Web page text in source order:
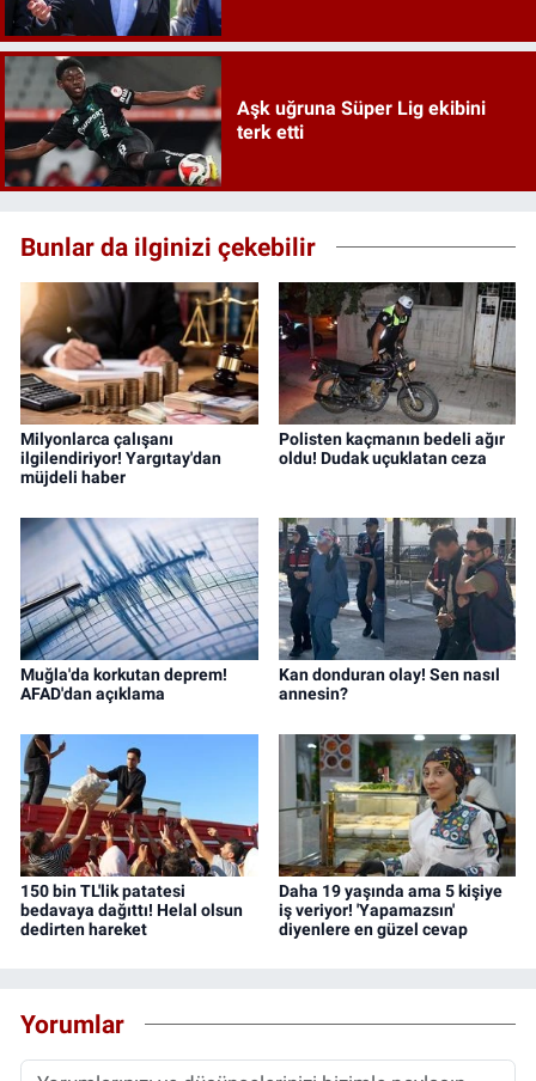
Aşk uğruna Süper Lig ekibini
terk etti
Bunlar da ilginizi çekebilir
Milyonlarca çalışanı
ilgilendiriyor! Yargıtay'dan
müjdeli haber
Polisten kaçmanın bedeli ağır
oldu! Dudak uçuklatan ceza
Muğla'da korkutan deprem!
AFAD'dan açıklama
Kan donduran olay! Sen nasıl
annesin?
150 bin TL'lik patatesi
bedavaya dağıttı! Helal olsun
dedirten hareket
Daha 19 yaşında ama 5 kişiye
iş veriyor! 'Yapamazsın'
diyenlere en güzel cevap
Yorumlar